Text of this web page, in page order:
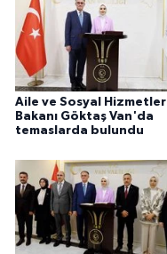
Aile ve Sosyal Hizmetler
Bakanı Göktaş Van'da
temaslarda bulundu